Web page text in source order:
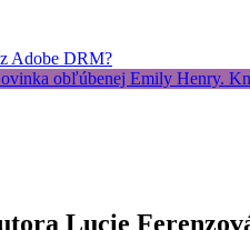
Adobe DRM?
Lucie